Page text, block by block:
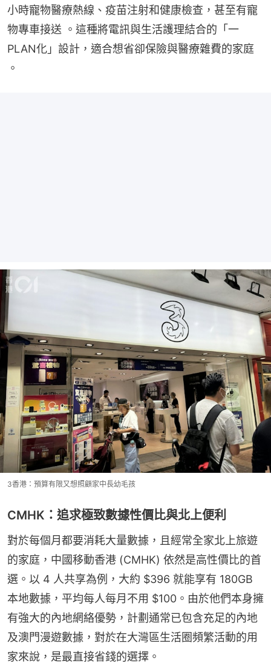
小時寵物醫療熱線、疫苗注射和健康檢查，甚至有寵
物專車接送 。這種將電訊與生活護理結合的「一
PLAN化」設計，適合想省卻保險與醫療雜費的家庭
。
3香港：預算有限又想照顧家中長幼毛孩
CMHK：追求極致數據性價比與北上便利
對於每個月都要消耗大量數據，且經常全家北上旅遊
的家庭，中國移動香港 (CMHK) 依然是高性價比的首
選。以 4 人共享為例，大約 $396 就能享有 180GB
本地數據，平均每人每月不用 $100。由於他們本身擁
有強大的內地網絡優勢，計劃通常已包含充足的內地
及澳門漫遊數據，對於在大灣區生活圈頻繁活動的用
家來說，是最直接省錢的選擇。